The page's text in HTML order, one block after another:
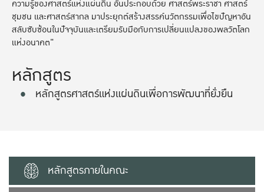
ความรู้ของศาสตร์แห่งแผ่นดิน อันประกอบด้วย ศาสตร์พระราชา ศาสตร์
ชุมชน และศาสตร์สากล มาประยุกต์สร้างสรรค์นวัตกรรมเพื่อไขปัญหาอัน
สลับซับซ้อนในปัจจุบันและเตรียมรับมือกับการเปลี่ยนแปลงของพลวัตโลก
แห่งอนาคต"
หลักสูตร
หลักสูตรศาสตร์แห่งแผ่นดินเพื่อการพัฒนาที่ยั่งยืน
หลักสูตรภายในคณะ